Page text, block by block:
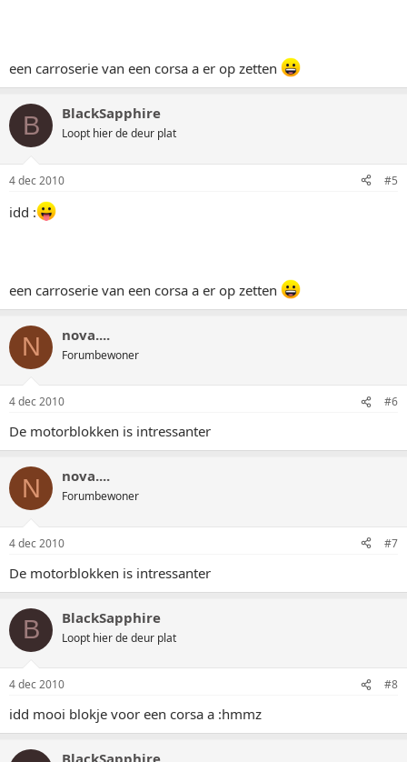
een carroserie van een corsa a er op zetten
B BlackSapphire
Loopt hier de deur plat
4 dec 2010 #5
idd :
een carroserie van een corsa a er op zetten
N nova....
Forumbewoner
4 dec 2010 #6
De motorblokken is intressanter
N nova....
Forumbewoner
4 dec 2010 #7
De motorblokken is intressanter
B BlackSapphire
Loopt hier de deur plat
4 dec 2010 #8
idd mooi blokje voor een corsa a :hmmz
BlackSapphire